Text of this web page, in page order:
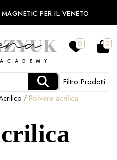
MAGNETIC PER IL VENETO
0 0
Filtro Prodotti
/ Polvere acrilica